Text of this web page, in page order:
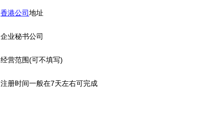
香港公司地址
企业秘书公司
经营范围(可不填写)
注册时间一般在7天左右可完成